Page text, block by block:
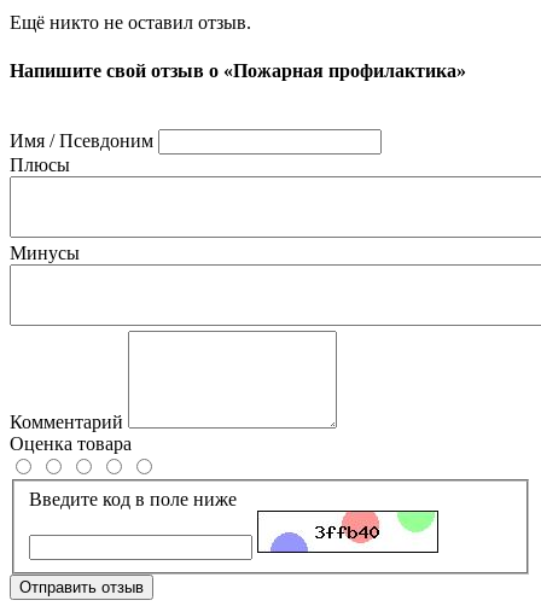
Ещё никто не оставил отзыв.
Напишите свой отзыв о «Пожарная профилактика»
Имя / Псевдоним
Плюсы
Минусы
Комментарий
Оценка товара
Введите код в поле ниже
Отправить отзыв